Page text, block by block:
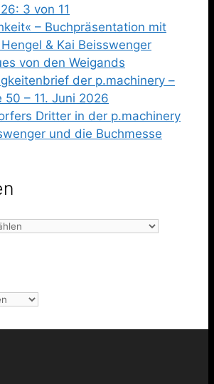
3 von 11
– Buchpräsentation mit
& Kai Beisswenger
von den Weigands
der p.machinery –
50 – 11. Juni 2026
Dritter in der p.machinery
und die Buchmesse